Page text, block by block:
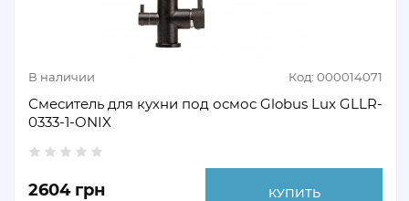
В наличии Код: 000014071
Смеситель для кухни под осмос Globus Lux GLLR-
0333-1-ONIX
2604 грн КУПИТЬ